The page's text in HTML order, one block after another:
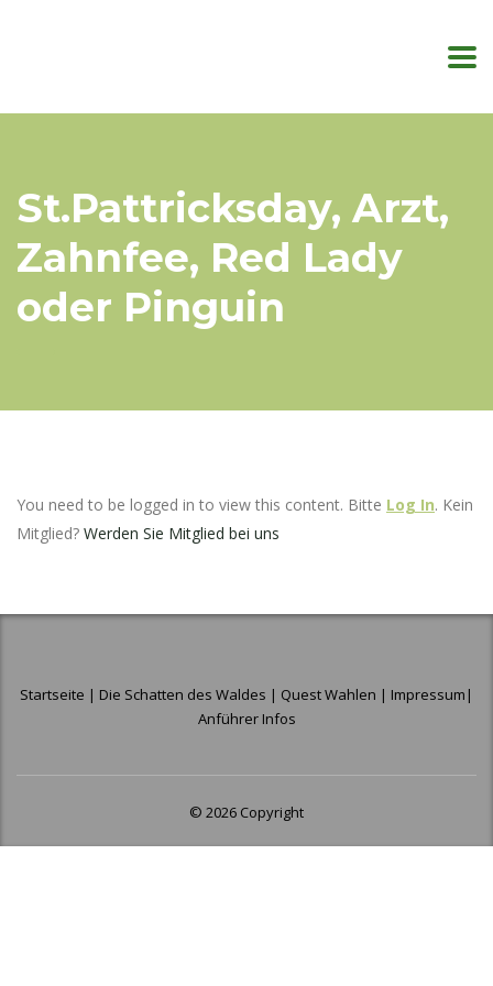
St.Pattricksday, Arzt,
Zahnfee, Red Lady
oder Pinguin
You need to be logged in to view this content. Bitte Log In. Kein
Mitglied? Werden Sie Mitglied bei uns
Startseite | Die Schatten des Waldes | Quest Wahlen | Impressum |
Anführer Infos
© 2026 Copyright